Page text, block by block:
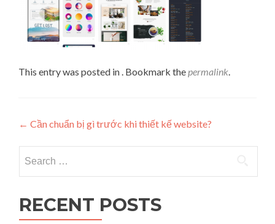
This entry was posted in . Bookmark thepermalink.
Post navigation
← Cần chuẩn bị gì trước khi thiết kế website?
RECENT POSTS